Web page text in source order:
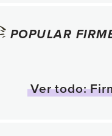
POPULAR
Ver todo: